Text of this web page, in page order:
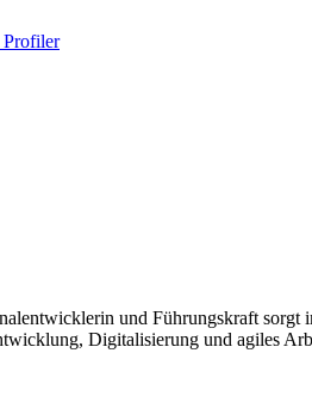
Profiler
und Führungskraft sorgt
Digitalisierung und agiles